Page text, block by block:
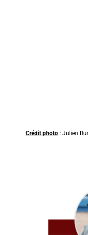
Crédit photo: Julien